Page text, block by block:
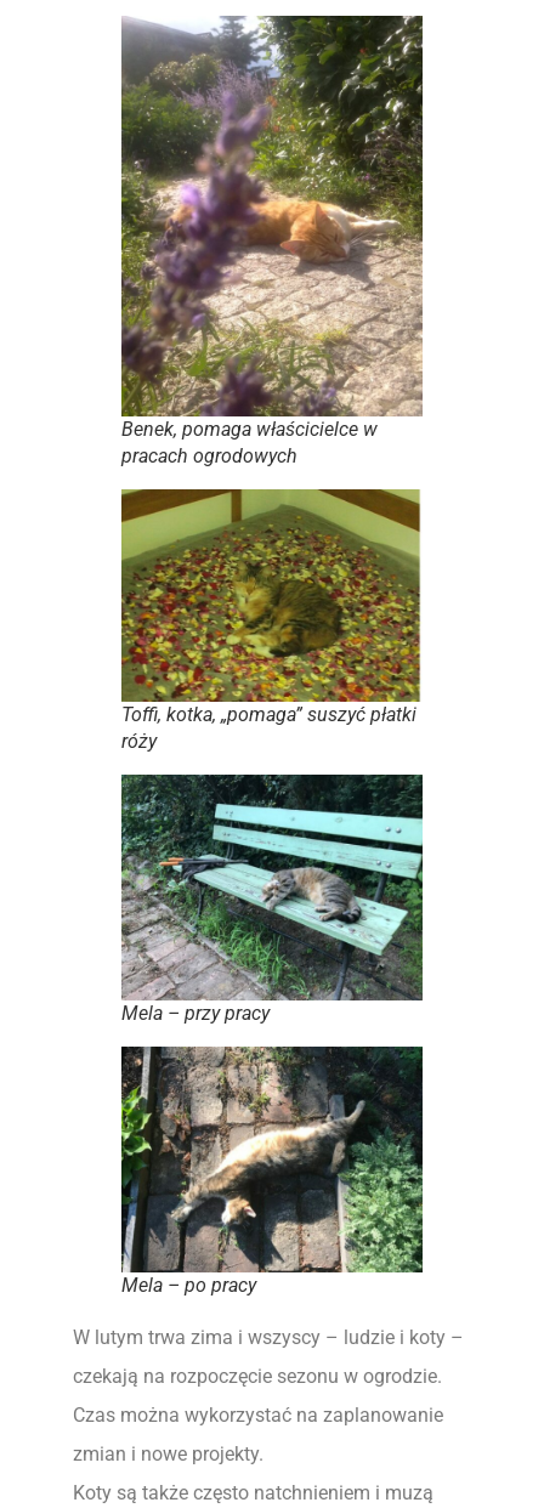
Benek, pomaga właścicielce w
pracach ogrodowych
Toffi, kotka, „pomaga” suszyć płatki
róży
Mela – przy pracy
Mela – po pracy
W lutym trwa zima i wszyscy – ludzie i koty –
czekają na rozpoczęcie sezonu w ogrodzie.
Czas można wykorzystać na zaplanowanie
zmian i nowe projekty.
Koty są także często natchnieniem i muzą